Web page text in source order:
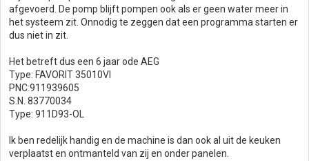
afgevoerd. De pomp blijft pompen ook als er geen water meer in
het systeem zit. Onnodig te zeggen dat een programma starten er
dus niet in zit.
Het betreft dus een 6 jaar ode AEG
Type: FAVORIT 35010VI
PNC:911939605
S.N. 83770034
Type: 911D93-OL
Ik ben redelijk handig en de machine is dan ook al uit de keuken
verplaatst en ontmanteld van zij en onder panelen.